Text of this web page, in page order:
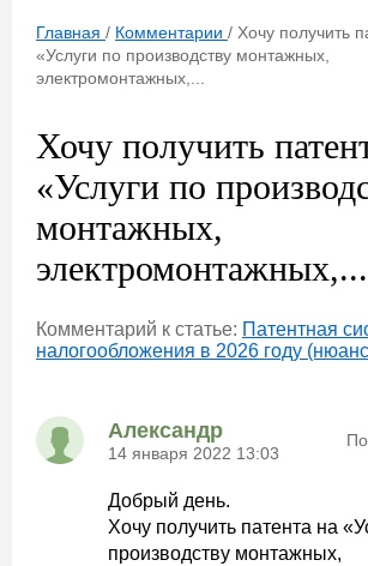
Главная / Комментарии / Хочу получить
«Услуги по производству монтажных,
электромонтажных,...
Хочу получить
«Услуги по
монтажных,
электромонтажных,...
Комментарий к статье: Патентная
налогообложения в 2026 году
Александр
14 января 2022 13:03
Добрый день.
Хочу получить патента на
производству монтажных,